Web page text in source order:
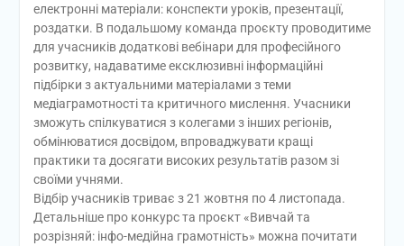
електронні матеріали: конспекти уроків, презентації,
роздатки. В подальшому команда проєкту проводитиме
для учасників додаткові вебінари для професійного
розвитку, надаватиме ексклюзивні інформаційні
підбірки з актуальними матеріалами з теми
медіаграмотності та критичного мислення. Учасники
зможуть спілкуватися з колегами з інших регіонів,
обмінюватися досвідом, впроваджувати кращі
практики та досягати високих результатів разом зі
своїми учнями.
Відбір учасників триває з 21 жовтня по 4 листопада.
Детальніше про конкурс та проєкт «Вивчай та
розрізняй: інфо-медійна грамотність» можна почитати